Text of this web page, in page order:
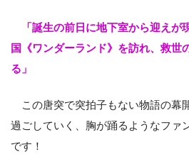
「誕生の前日に地下室から迎えが
国《ワンダーランド》を訪れ、救世
る」
この唐突で突拍子もない物語の幕
過ごしていく、胸が踊るようなファ
です！